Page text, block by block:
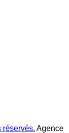
réservés. Agence